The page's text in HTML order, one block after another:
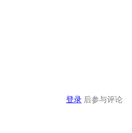
登录 后参与评论